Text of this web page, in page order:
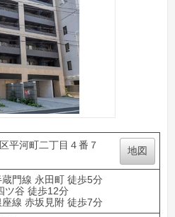
平河町二丁目４番７
地図
門線 永田町 徒歩5分
ツ谷 徒歩12分
線 赤坂見附 徒歩7分